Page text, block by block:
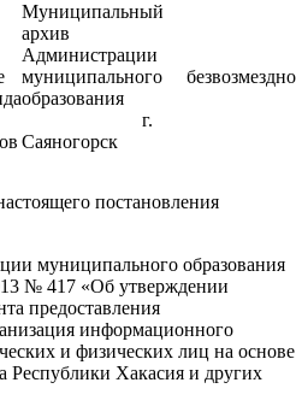
Муниципальный
архив
Администрации
муниципального
образования
г.
Саяногорск
безвозмездно
постановления
муниципального образования
№ 417 «Об утверждении
предоставления
информационного
и физических лиц на основе
Республики Хакасия и других